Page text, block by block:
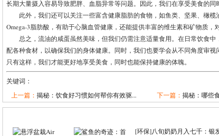
长期大量摄入容易导致肥胖、血脂异常等问题。因此，我们在享受美食的
此外，我们还可以关注一些富含健康脂肪的食物，如鱼类、坚果、橄
Omega-3脂肪酸，有助于心脑血管健康，还能提供丰富的维生素和矿物质，
总之，流油的咸蛋虽然美味，但我们仍需注意适量食用。在日常饮食
配各种食材，以确保我们的身体健康。同时，我们也要学会从不同角度审
只有这样，我们才能更好地享受美食，同时也能保持健康的体魄。
关键词：
上一篇： 揭秘：饮食好习惯如何帮你有效驱... 下一篇： 揭秘：哪些
[环保]八旬奶奶月入七千：银